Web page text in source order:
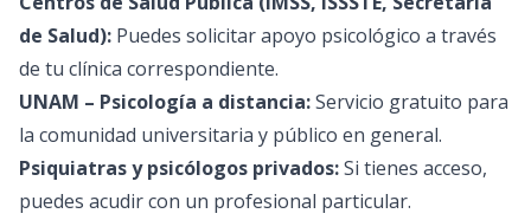
de Salud): Puedes solicitar apoyo psicológico a través
de tu clínica correspondiente.
UNAM – Psicología a distancia:Servicio gratuito para
la comunidad universitaria y público en general.
Psiquiatras y psicólogos privados:Si tienes acceso,
puedes acudir con un profesional particular.